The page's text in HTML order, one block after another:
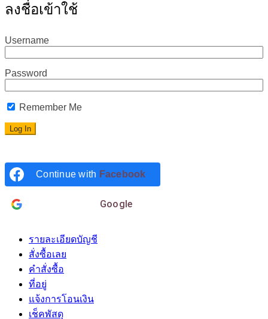
ลงชื่อเข้าใช้
Username
Password
Remember Me
Continue with Facebook
Google
รายละเอียดบัญชี
สั่งซื้อเลย
คำสั่งซื้อ
ที่อยู่
แจ้งการโอนเงิน
เช็คพัสดุ